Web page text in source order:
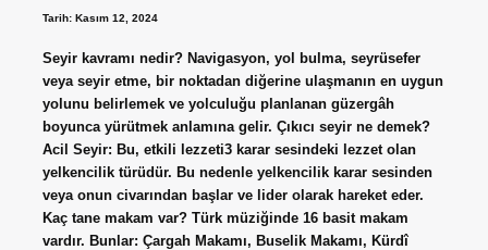
Tarih: Kasım 12, 2024
Seyir kavramı nedir? Navigasyon, yol bulma, seyrüsefer
veya seyir etme, bir noktadan diğerine ulaşmanın en uygun
yolunu belirlemek ve yolculuğu planlanan güzergâh
boyunca yürütmek anlamına gelir. Çıkıcı seyir ne demek?
Acil Seyir: Bu, etkili lezzeti3 karar sesindeki lezzet olan
yelkencilik türüdür. Bu nedenle yelkencilik karar sesinden
veya onun civarından başlar ve lider olarak hareket eder.
Kaç tane makam var? Türk müziğinde 16 basit makam
vardır. Bunlar: Çargah Makamı, Buselik Makamı, Kürdî